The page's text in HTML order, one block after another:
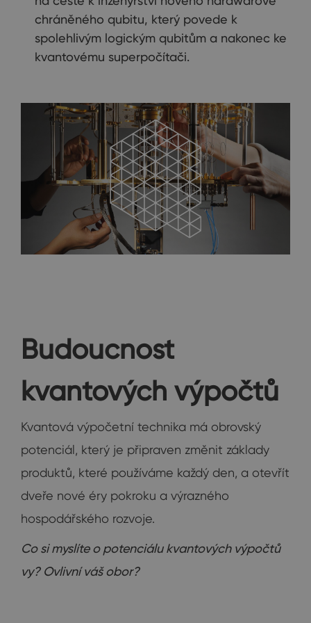
chráněného qubitu, který povede k
spolehlivým logickým qubitům a nakonec ke
kvantovému superpočítači.
Budoucnost
kvantových výpočtů
Kvantová výpočetní technika má obrovský
potenciál, který je připraven změnit základy
produktů, které používáme každý den, a otevřít
dveře nové éry pokroku a výrazného
hospodářského rozvoje.
Co si myslíte o potenciálu kvantových výpočtů
vy? Ovlivní váš obor?